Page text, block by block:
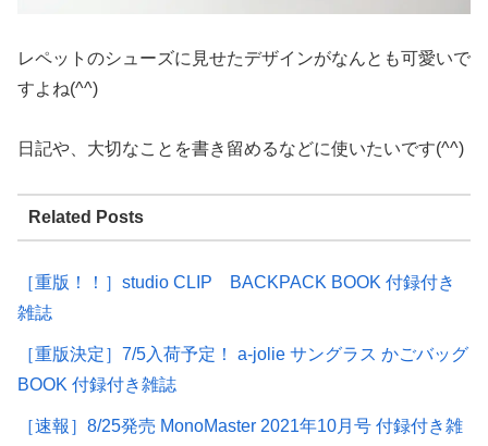
レペットのシューズに見せたデザインがなんとも可愛いで
すよね(^^)
日記や、大切なことを書き留めるなどに使いたいです(^^)
Related Posts
［重版！！］studio CLIP BACKPACK BOOK 付録付き
雑誌
［重版決定］7/5入荷予定！ a-jolie サングラス かごバッグ
BOOK 付録付き雑誌
［速報］8/25発売 MonoMaster 2021年10月号 付録付き雑